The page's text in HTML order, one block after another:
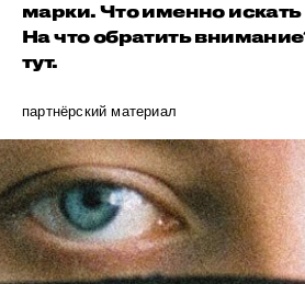
марки. Что именно искать
На что обратить
тут.
партнёрский материал